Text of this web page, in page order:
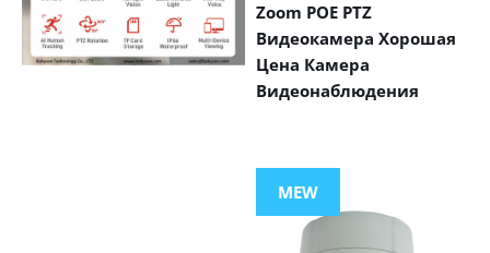
Zoom POE PTZ
Видеокамера Хорошая
Цена Камера
Видеонаблюдения
MEW